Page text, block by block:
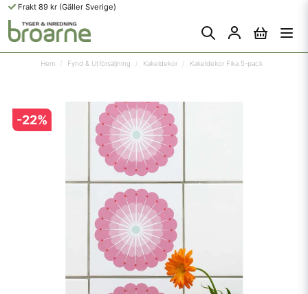
Frakt 89 kr (Gäller Sverige)
Hem Fynd & Utförsäljning Kakeldekor Kakeldekor Fika 5-pack
-22%